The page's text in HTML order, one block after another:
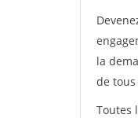
la
de
Toutes